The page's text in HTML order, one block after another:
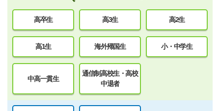
高卒生 高3生 高2生
高1生 海外帰国生 小・中学生
中高一貫生
通信制高校生・高校
中退者